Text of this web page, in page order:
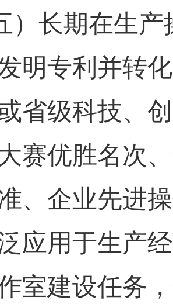
）长期在生
明专利并转
省级科技、
赛优胜名次
、企业先进
应用于生产
室建设任务